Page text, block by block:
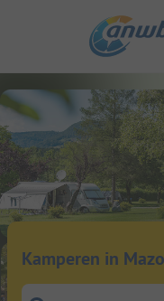
Kamperen in